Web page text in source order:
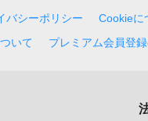
バシーポリシー
Cookieに
いて プレミアム会員登